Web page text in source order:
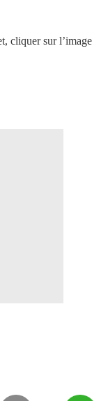
cliquer sur l’image